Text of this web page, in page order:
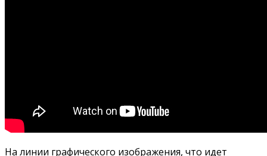
На линии графического изображения, что идет